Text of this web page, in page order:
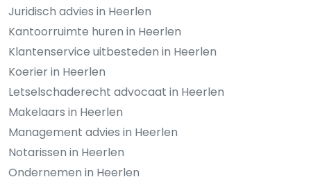
Juridisch advies in Heerlen
Kantoorruimte huren in Heerlen
Klantenservice uitbesteden in Heerlen
Koerier in Heerlen
Letselschaderecht advocaat in Heerlen
Makelaars in Heerlen
Management advies in Heerlen
Notarissen in Heerlen
Ondernemen in Heerlen